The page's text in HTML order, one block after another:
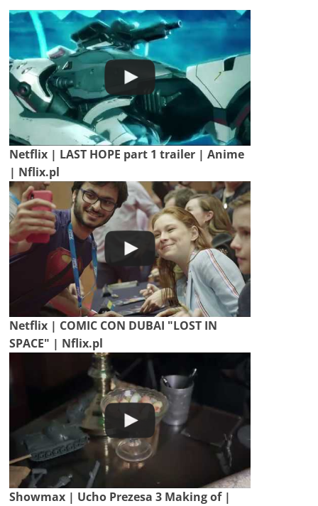
Netflix | LAST HOPE part 1 trailer | Anime
| Nflix.pl
Netflix | COMIC CON DUBAI "LOST IN
SPACE" | Nflix.pl
Showmax | Ucho Prezesa 3 Making of |